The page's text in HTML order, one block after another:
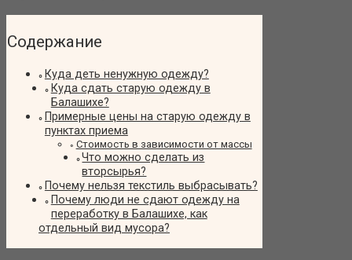
Содержание
Куда деть ненужную одежду?
Куда сдать старую одежду в
Балашихе?
Примерные цены на старую одежду в
пунктах приема
Стоимость в зависимости от массы
Что можно сделать из
вторсырья?
Почему нельзя текстиль выбрасывать?
Почему люди не сдают одежду на
переработку в Балашихе, как
отдельный вид мусора?